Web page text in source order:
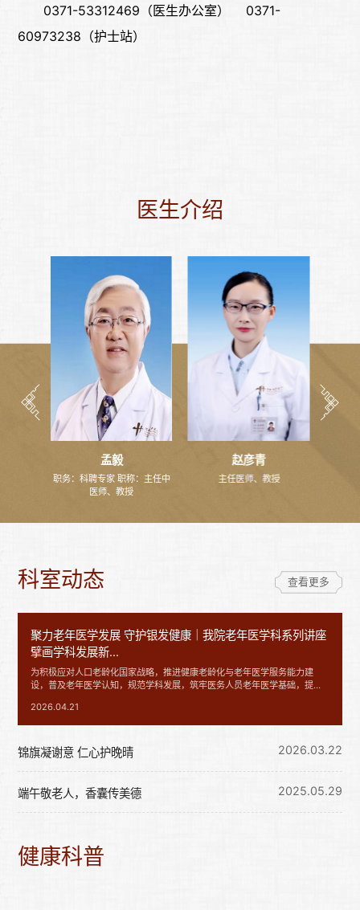
0371-53312469（医生办公室） 0371-
60973238（护士站）
医生介绍
孟毅
职务：科聘专家 职称：主任中
医师、教授
赵彦青
主任医师、教授
科室动态 查看更多
聚力老年医学发展 守护银发健康｜我院老年医学科系列讲座
擘画学科发展新...
为积极应对人口老龄化国家战略，推进健康老龄化与老年医学服务能力建
设，普及老年医学认知，规范学科发展，筑牢医务人员老年医学基础，提升
学》系列专题学术讲座。会议由张文宗主任统筹协调，采用线上、线下同步
进行，科室全体医护、规培生、进修生、本科生、社会民众齐聚一堂，聚焦
度持...
2026.04.21
锦旗凝谢意 仁心护晚晴 2026.03.22
端午敬老人，香囊传美德 2025.05.29
健康科普